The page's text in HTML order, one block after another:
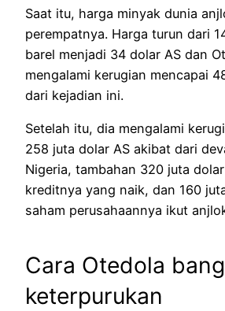
Saat itu, harga minyak dunia
perempatnya. Harga turun dari
barel menjadi 34 dolar AS dan
mengalami kerugian mencapai
dari kejadian ini.
Setelah itu, dia mengalami
258 juta dolar AS akibat dari
Nigeria, tambahan 320 juta
kreditnya yang naik, dan 160
saham perusahaannya ikut
Cara Otedola
keterpurukan